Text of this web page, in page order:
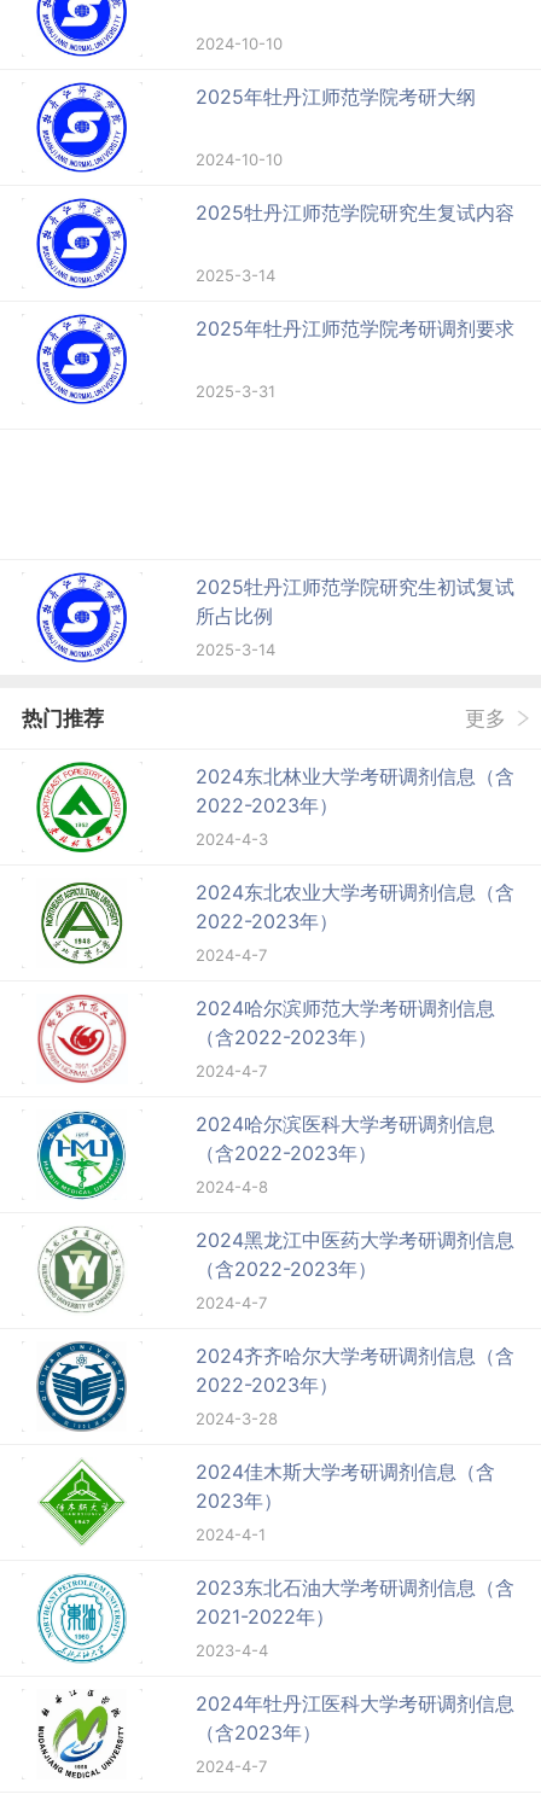
2024-10-10
2025年牡丹江师范学院考研大纲
2024-10-10
2025牡丹江师范学院研究生复试内容
2025-3-14
2025年牡丹江师范学院考研调剂要求
2025-3-31
2025牡丹江师范学院研究生初试复试
所占比例
2025-3-14
热门推荐 更多
2024东北林业大学考研调剂信息（含
2022-2023年）
2024-4-3
2024东北农业大学考研调剂信息（含
2022-2023年）
2024-4-7
2024哈尔滨师范大学考研调剂信息
（含2022-2023年）
2024-4-7
2024哈尔滨医科大学考研调剂信息
（含2022-2023年）
2024-4-8
2024黑龙江中医药大学考研调剂信息
（含2022-2023年）
2024-4-7
2024齐齐哈尔大学考研调剂信息（含
2022-2023年）
2024-3-28
2024佳木斯大学考研调剂信息（含
2023年）
2024-4-1
2023东北石油大学考研调剂信息（含
2021-2022年）
2023-4-4
2024年牡丹江医科大学考研调剂信息
（含2023年）
2024-4-7